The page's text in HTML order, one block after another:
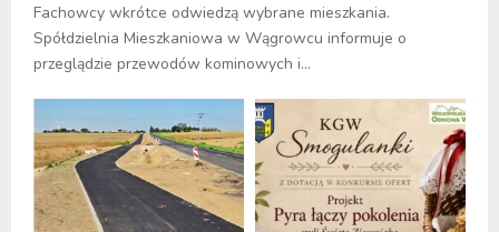
Fachowcy wkrótce odwiedzą wybrane mieszkania.
Spółdzielnia Mieszkaniowa w Wągrowcu informuje o
przeglądzie przewodów kominowych i...